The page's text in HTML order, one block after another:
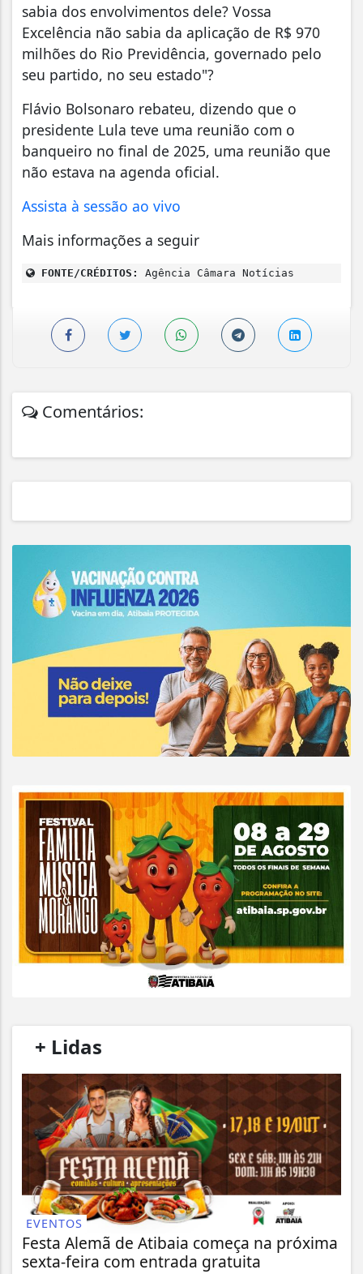
sabia dos envolvimentos dele? Vossa
Excelência não sabia da aplicação de R$ 970
milhões do Rio Previdência, governado pelo
seu partido, no seu estado"?
Flávio Bolsonaro rebateu, dizendo que o
presidente Lula teve uma reunião com o
banqueiro no final de 2025, uma reunião que
não estava na agenda oficial.
Assista à sessão ao vivo
Mais informações a seguir
FONTE/CRÉDITOS: Agência Câmara Notícias
Comentários:
+ Lidas
EVENTOS
Festa Alemã de Atibaia começa na próxima
sexta-feira com entrada gratuita